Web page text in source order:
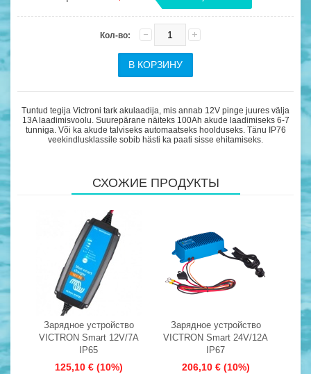
Кол-во:
Tuntud tegija Victroni tark akulaadija, mis annab 12V pinge juures välja
13A laadimisvoolu. Suurepärane näiteks 100Ah akude laadimiseks 6-7
tunniga. Või ka akude talviseks automaatseks hoolduseks. Tänu IP76
veekindlusklassile sobib hästi ka paati sisse ehitamiseks.
СХОЖИЕ ПРОДУКТЫ
Зарядное устройство
VICTRON Smart 12V/7A
IP65
125,10 € (10%)
Зарядное устройство
VICTRON Smart 24V/12A
IP67
206,10 € (10%)